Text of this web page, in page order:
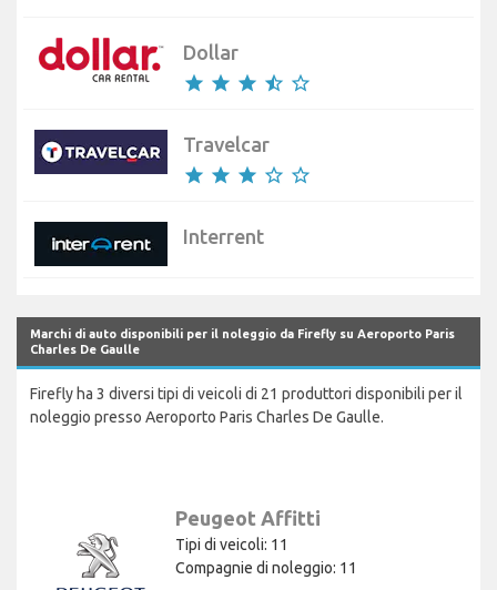
Dollar
star star star star_half star_border
Travelcar
star star star star_border star_border
Interrent
Marchi di auto disponibili per il noleggio da Firefly su Aeroporto Paris
Charles De Gaulle
Firefly ha 3 diversi tipi di veicoli di 21 produttori disponibili per il
noleggio presso Aeroporto Paris Charles De Gaulle.
Peugeot Affitti
Tipi di veicoli: 11
Compagnie di noleggio: 11